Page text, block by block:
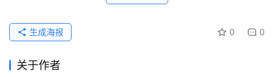
0 0
生成海报
关于作者